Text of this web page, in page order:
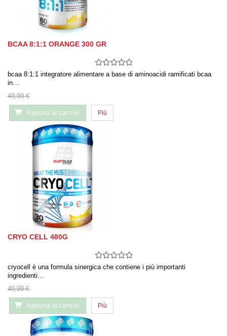
BCAA 8:1:1 ORANGE 300 GR
bcaa 8:1:1 integratore alimentare a base di aminoacidi ramificati bcaa
in…
49,99 €
Aggiungi al carrello Più
CRYO CELL 480G
cryocell è una formula sinergica che contiene i più importanti
ingredienti…
49,99 €
Aggiungi al carrello Più